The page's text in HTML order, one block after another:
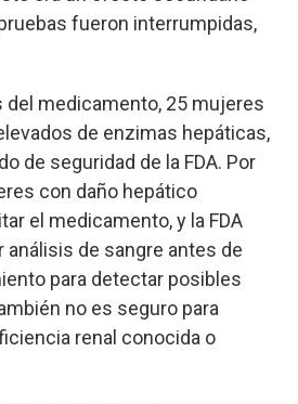
fueron interrumpidas,
del medicamento, 25 mujeres
de enzimas hepáticas,
de seguridad de la FDA. Por
con daño hepático
el medicamento, y la FDA
análisis de sangre antes de
para detectar posibles
no es seguro para
renal conocida o